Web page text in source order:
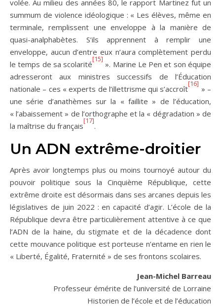
volée. Au milieu des années 80, le rapport Martinez fut un
summum de violence idéologique : « Les élèves, même en
terminale, remplissent une enveloppe à la manière de
quasi-analphabètes. S’ils apprennent à remplir une
enveloppe, aucun d’entre eux n’aura complètement perdu
le temps de sa scolarité
[15]
». Marine Le Pen et son équipe
adresseront aux ministres successifs de l’Éducation
nationale – ces « experts de l’illettrisme qui s’accroît
[16]
» –
une série d’anathèmes sur la « faillite » de l’éducation,
« l’abaissement » de l’orthographe et la « dégradation » de
la maîtrise du français
[17]
.
Un ADN extrême-droitier
Après avoir longtemps plus ou moins tournoyé autour du
pouvoir politique sous la Cinquième République, cette
extrême droite est désormais dans ses arcanes depuis les
législatives de juin 2022 : en capacité d’agir. L’école de la
République devra être particulièrement attentive à ce que
l’ADN de la haine, du stigmate et de la décadence dont
cette mouvance politique est porteuse n’entame en rien le
« Liberté, Égalité, Fraternité » de ses frontons scolaires.
Jean-Michel Barreau
Professeur émérite de l’université de Lorraine
Historien de l’école et de l’éducation